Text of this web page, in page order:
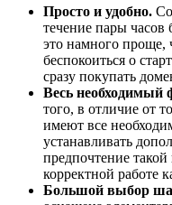
Просто и удобно.
течение пары
это намного
беспокоиться о
сразу покупать
Весь необходимый
того, в отличие от
имеют все
устанавливать
предпочтение
корректной работе
Большой выбор